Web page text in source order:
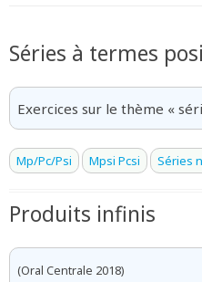
Séries à termes
Exercices sur le thème «
Mp/Pc/Psi Mpsi Pcsi Séries
Produits infinis
(Oral Centrale 2018)